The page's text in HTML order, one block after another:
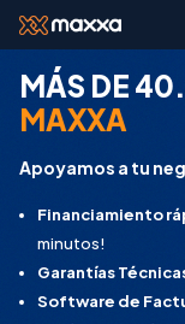
MÁS DE
MAXXA
Apoyamos a tu
Financiamiento
minutos!
Garantías
Software de